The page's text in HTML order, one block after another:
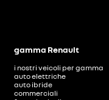
gamma Renault
i nostri veicoli per gamma
auto elettriche
auto ibride
commerciali